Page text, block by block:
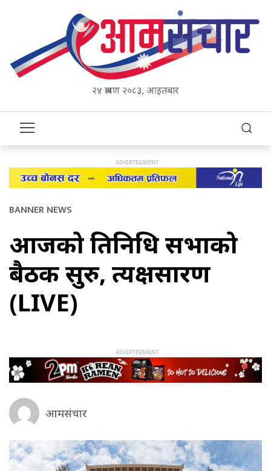
२४ श्रावण २०८३, आइतबार
BANNER NEWS
आजको प्रतिनिधि सभाको
बैठक सुरु, प्रत्यक्षप्रसारण
(LIVE)
आमसंचार